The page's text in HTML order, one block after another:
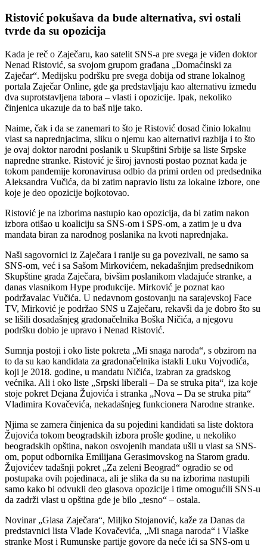
Ristović pokušava da bude alternativa, svi ostali
tvrde da su opozicija
Kada je reč o Zaječaru, kao satelit SNS-a pre svega je viđen doktor
Nenad Ristović, sa svojom grupom građana „Domaćinski za
Zaječar“. Medijsku podršku pre svega dobija od strane lokalnog
portala Zaječar Online, gde ga predstavljaju kao alternativu između
dva suprotstavljena tabora – vlasti i opozicije. Ipak, nekoliko
činjenica ukazuje da to baš nije tako.
Naime, čak i da se zanemari to što je Ristović dosad činio lokalnu
vlast sa naprednjacima, sliku o njemu kao alternativi razbija i to što
je ovaj doktor narodni poslanik u Skupštini Srbije sa liste Srpske
napredne stranke. Ristović je široj javnosti postao poznat kada je
tokom pandemije koronavirusa odbio da primi orden od predsednika
Aleksandra Vučića, da bi zatim napravio listu za lokalne izbore, one
koje je deo opozicije bojkotovao.
Ristović je na izborima nastupio kao opozicija, da bi zatim nakon
izbora otišao u koaliciju sa SNS-om i SPS-om, a zatim je u dva
mandata biran za narodnog poslanika na kvoti naprednjaka.
Naši sagovornici iz Zaječara i ranije su ga povezivali, ne samo sa
SNS-om, već i sa Sašom Mirkovićem, nekadašnjim predsednikom
Skupštine grada Zaječara, bivšim poslanikom vladajuće stranke, a
danas vlasnikom Hype produkcije. Mirković je poznat kao
podržavalac Vučića. U nedavnom gostovanju na sarajevskoj Face
TV, Mirković je podržao SNS u Zaječaru, rekavši da je dobro što su
se lišili dosadašnjeg gradonačelnika Boška Ničića, a njegovu
podršku dobio je upravo i Nenad Ristović.
Sumnja postoji i oko liste pokreta „Mi snaga naroda“, s obzirom na
to da su kao kandidata za gradonačelnika istakli Luku Vojvodića,
koji je 2018. godine, u mandatu Ničića, izabran za gradskog
većnika. Ali i oko liste „Srpski liberali – Da se struka pita“, iza koje
stoje pokret Dejana Žujovića i stranka „Nova – Da se struka pita“
Vladimira Kovačevića, nekadašnjeg funkcionera Narodne stranke.
Njima se zamera činjenica da su pojedini kandidati sa liste doktora
Žujovića tokom beogradskih izbora prošle godine, u nekoliko
beogradskih opština, nakon osvojenih mandata ušli u vlast sa SNS-
om, poput odbornika Emilijana Gerasimovskog na Starom gradu.
Žujovićev tadašnji pokret „Za zeleni Beograd“ ogradio se od
postupaka ovih pojedinaca, ali je slika da su na izborima nastupili
samo kako bi odvukli deo glasova opozicije i time omogućili SNS-u
da zadrži vlast u opština gde je bilo „tesno“ – ostala.
Novinar „Glasa Zaječara“, Miljko Stojanović, kaže za Danas da
predstavnici lista Vlade Kovačevića, „Mi snaga naroda“ i Vlaške
stranke Most i Rumunske partije govore da neće ići sa SNS-om u